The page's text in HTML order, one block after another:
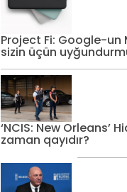
Project Fi: Google-un
sizin üçün
‘NCIS: New Orleans’
zaman qayıdır?